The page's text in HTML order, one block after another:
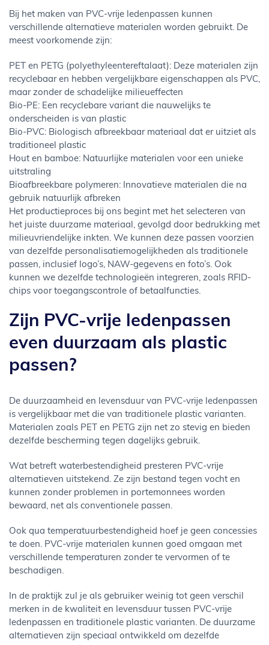
Bij het maken van PVC-vrije ledenpassen kunnen
verschillende alternatieve materialen worden gebruikt. De
meest voorkomende zijn:
PET en PETG (polyethyleentereftalaat): Deze materialen zijn
recyclebaar en hebben vergelijkbare eigenschappen als PVC,
maar zonder de schadelijke milieueffecten
Bio-PE: Een recyclebare variant die nauwelijks te
onderscheiden is van plastic
Bio-PVC: Biologisch afbreekbaar materiaal dat er uitziet als
traditioneel plastic
Hout en bamboe: Natuurlijke materialen voor een unieke
uitstraling
Bioafbreekbare polymeren: Innovatieve materialen die na
gebruik natuurlijk afbreken
Het productieproces bij ons begint met het selecteren van
het juiste duurzame materiaal, gevolgd door bedrukking met
milieuvriendelijke inkten. We kunnen deze passen voorzien
van dezelfde personalisatiemogelijkheden als traditionele
passen, inclusief logo’s, NAW-gegevens en foto’s. Ook
kunnen we dezelfde technologieën integreren, zoals RFID-
chips voor toegangscontrole of betaalfuncties.
Zijn PVC-vrije ledenpassen
even duurzaam als plastic
passen?
De duurzaamheid en levensduur van PVC-vrije ledenpassen
is vergelijkbaar met die van traditionele plastic varianten.
Materialen zoals PET en PETG zijn net zo stevig en bieden
dezelfde bescherming tegen dagelijks gebruik.
Wat betreft waterbestendigheid presteren PVC-vrije
alternatieven uitstekend. Ze zijn bestand tegen vocht en
kunnen zonder problemen in portemonnees worden
bewaard, net als conventionele passen.
Ook qua temperatuurbestendigheid hoef je geen concessies
te doen. PVC-vrije materialen kunnen goed omgaan met
verschillende temperaturen zonder te vervormen of te
beschadigen.
In de praktijk zul je als gebruiker weinig tot geen verschil
merken in de kwaliteit en levensduur tussen PVC-vrije
ledenpassen en traditionele plastic varianten. De duurzame
alternatieven zijn speciaal ontwikkeld om dezelfde